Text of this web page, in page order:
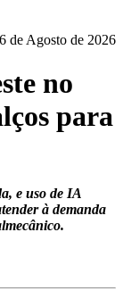
6 de Agosto de 2026
no
para
e uso de IA
à demanda